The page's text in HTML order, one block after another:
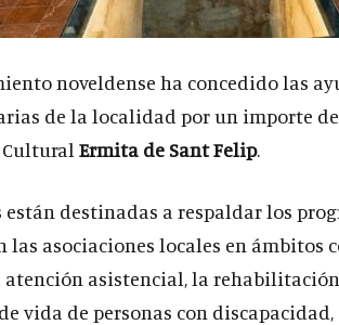
noveldense ha concedido las
de la localidad por un importe de
Cultural Ermita de Sant Felip.
están destinadas a respaldar los
las asociaciones locales en ámbitos
asistencial, la
vida de personas con